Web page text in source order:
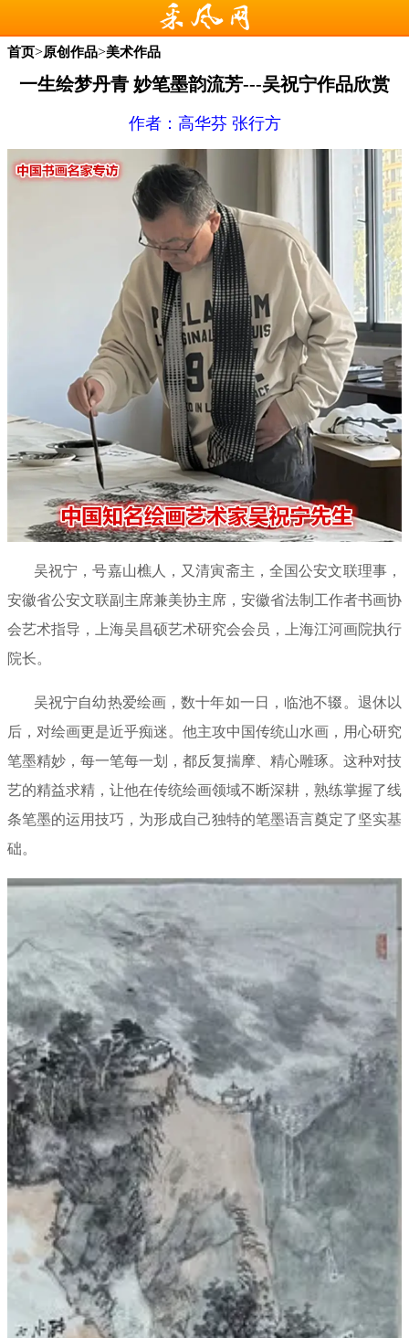
首页>原创作品>美术作品
一生绘梦丹青 妙笔墨韵流芳---吴祝宁作品欣赏
作者：高华芬 张行方
吴祝宁，号嘉山樵人，又清寅斋主，全国公安文联理事，
安徽省公安文联副主席兼美协主席，安徽省法制工作者书画协
会艺术指导，上海吴昌硕艺术研究会会员，上海江河画院执行
院长。
吴祝宁自幼热爱绘画，数十年如一日，临池不辍。退休以
后，对绘画更是近乎痴迷。他主攻中国传统山水画，用心研究
笔墨精妙，每一笔每一划，都反复揣摩、精心雕琢。这种对技
艺的精益求精，让他在传统绘画领域不断深耕，熟练掌握了线
条笔墨的运用技巧，为形成自己独特的笔墨语言奠定了坚实基
础。